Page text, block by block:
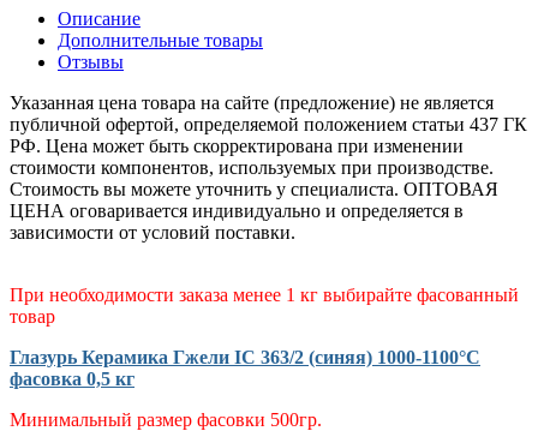
Описание
Дополнительные товары
Отзывы
Указанная цена товара на сайте (предложение) не является
публичной офертой, определяемой положением статьи 437 ГК
РФ. Цена может быть скорректирована при изменении
стоимости компонентов, используемых при производстве.
Стоимость вы можете уточнить у специалиста. ОПТОВАЯ
ЦЕНА оговаривается индивидуально и определяется в
зависимости от условий поставки.
При необходимости заказа менее 1 кг выбирайте фасованный
товар
Глазурь Керамика Гжели IC 363/2 (синяя) 1000-1100°С
фасовка 0,5 кг
Минимальный размер фасовки 500гр.